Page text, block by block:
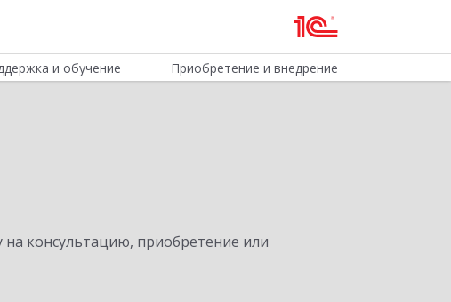
и обучение Приобретение и внедрение
консультацию, приобретение или